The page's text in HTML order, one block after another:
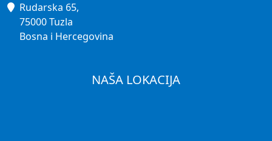
Rudarska 65,
75000 Tuzla
Bosna i Hercegovina
NAŠA LOKACIJA